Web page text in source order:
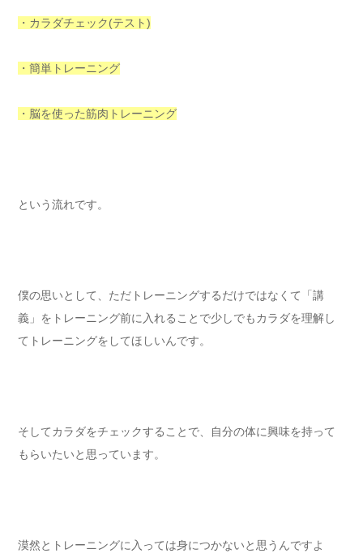
・カラダチェック(テスト)
・簡単トレーニング
・脳を使った筋肉トレーニング
という流れです。
僕の思いとして、ただトレーニングするだけではなくて「講
義」をトレーニング前に入れることで少しでもカラダを理解し
てトレーニングをしてほしいんです。
そしてカラダをチェックすることで、自分の体に興味を持って
もらいたいと思っています。
漠然とトレーニングに入っては身につかないと思うんですよ